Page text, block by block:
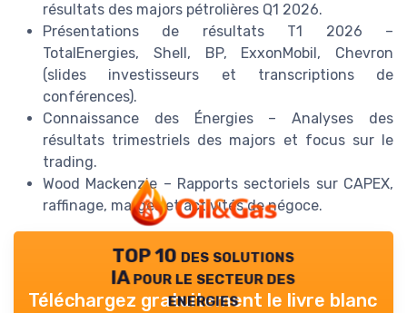
résultats des majors pétrolières Q1 2026.
Présentations de résultats T1 2026 –
TotalEnergies, Shell, BP, ExxonMobil, Chevron
(slides investisseurs et transcriptions de
conférences).
Connaissance des Énergies – Analyses des
résultats trimestriels des majors et focus sur le
trading.
Wood Mackenzie – Rapports sectoriels sur CAPEX,
raffinage, marges et activités de négoce.
TOP 10 des solutions
IA pour le secteur des
energies
Téléchargez gratuitement le livre blanc